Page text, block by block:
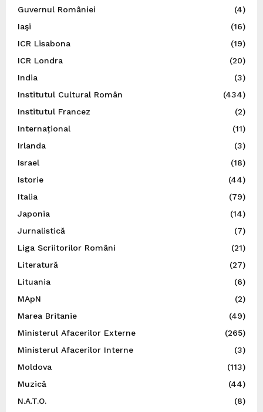
Guvernul României
(4)
Iaşi
(16)
ICR Lisabona
(19)
ICR Londra
(20)
India
(3)
Institutul Cultural Român
(434)
Institutul Francez
(2)
Internațional
(11)
Irlanda
(3)
Israel
(18)
Istorie
(44)
Italia
(79)
Japonia
(14)
Jurnalistică
(7)
Liga Scriitorilor Români
(21)
Literatură
(27)
Lituania
(6)
MApN
(2)
Marea Britanie
(49)
Ministerul Afacerilor Externe
(265)
Ministerul Afacerilor Interne
(3)
Moldova
(113)
Muzică
(44)
N.A.T.O.
(8)